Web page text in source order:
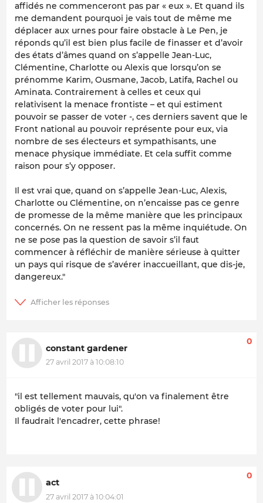
affidés ne commenceront pas par « eux ». Et quand ils
me demandent pourquoi je vais tout de même me
déplacer aux urnes pour faire obstacle à Le Pen, je
réponds qu’il est bien plus facile de finasser et d’avoir
des états d’âmes quand on s’appelle Jean-Luc,
Clémentine, Charlotte ou Alexis que lorsqu’on se
prénomme Karim, Ousmane, Jacob, Latifa, Rachel ou
Aminata. Contrairement à celles et ceux qui
relativisent la menace frontiste – et qui estiment
pouvoir se passer de voter -, ces derniers savent que le
Front national au pouvoir représente pour eux, via
nombre de ses électeurs et sympathisants, une
menace physique immédiate. Et cela suffit comme
raison pour s’y opposer.
Il est vrai que, quand on s’appelle Jean-Luc, Alexis,
Charlotte ou Clémentine, on n’encaisse pas ce genre
de promesse de la même manière que les principaux
concernés. On ne ressent pas la même inquiétude. On
ne se pose pas la question de savoir s’il faut
commencer à réfléchir de manière sérieuse à quitter
un pays qui risque de s’avérer inaccueillant, que dis-je,
dangereux."
constant gardener
27 avril 2017 à 10:08:10
0
"il est tellement mauvais, qu'on va finalement être
obligés de voter pour lui".
Il faudrait l'encadrer, cette phrase!
act
27 avril 2017 à 10:04:01
0